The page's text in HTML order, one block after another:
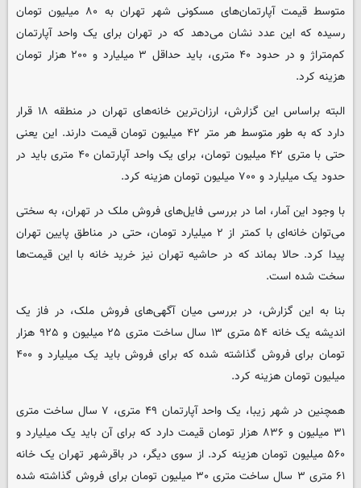
متوسط قیمت آپارتمان‌های مسکونی شهر تهران به ۸۰ میلیون تومان
رسیده که این عدد نشان می‌دهد که در تهران برای یک واحد آپارتمان
کم‌متراژ و در حدود ۴۰ متری، باید حداقل ۳ میلیارد و ۲۰۰ هزار تومان
هزینه کرد.
البته براساس این گزارش، ارزان‌ترین خانه‌های تهران در منطقه ۱۸ قرار
دارد که به طور متوسط هر متر ۴۲ میلیون تومان قیمت دارند. این یعنی
حتی با متری ۴۲ میلیون تومان، برای یک واحد آپارتمان ۴۰ متری باید در
حدود یک میلیارد و ۷۰۰ میلیون تومان هزینه کرد.
با وجود این آمار، اما در بررسی فایل‌های فروش ملک در تهران، به سختی
می‌توان خانه‌ای با کمتر از ۲ میلیارد تومان، حتی در مناطق پایین تهران
پیدا کرد. حالا بماند که در حاشیه تهران نیز خرید خانه با این قیمت‌ها
سخت شده است.
بنا به این گزارش، در بررسی میان آگهی‌های فروش ملک، در فاز یک
اندیشه یک خانه ۵۴ متری ۱۳ سال ساخت متری ۲۵ میلیون و ۹۲۵ هزار
تومان برای فروش گذاشته شده که برای فروش باید یک میلیارد و ۴۰۰
میلیون تومان هزینه کرد.
همچنین در شهر زیبا، یک واحد آپارتمان ۴۹ متری، ۷ سال ساخت متری
۳۱ میلیون و ۸۳۶ هزار تومان قیمت دارد که برای آن باید یک میلیارد و
۵۶۰ میلیون تومان هزینه کرد. از سوی دیگر، در باقرشهر تهران یک خانه
۶۱ متری ۳ سال ساخت متری ۳۰ میلیون تومان برای فروش گذاشته شده